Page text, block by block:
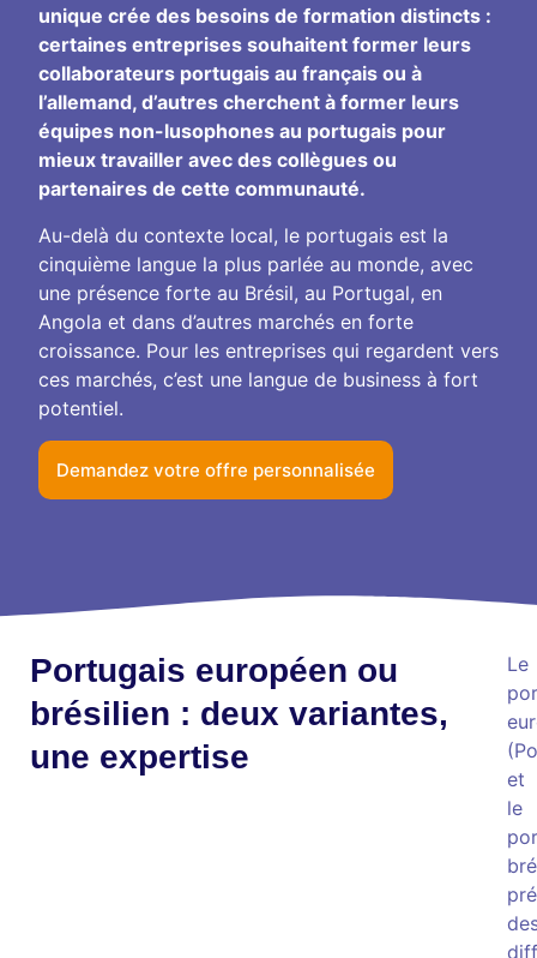
unique crée des besoins de formation distincts :
certaines entreprises souhaitent former leurs
collaborateurs portugais au français ou à
l’allemand, d’autres cherchent à former leurs
équipes non-lusophones au portugais pour
mieux travailler avec des collègues ou
partenaires de cette communauté.
Au-delà du contexte local, le portugais est la
cinquième langue la plus parlée au monde, avec
une présence forte au Brésil, au Portugal, en
Angola et dans d’autres marchés en forte
croissance. Pour les entreprises qui regardent vers
ces marchés, c’est une langue de business à fort
potentiel.
Demandez votre offre personnalisée
Portugais européen ou
brésilien : deux variantes,
une expertise
Le
et
le